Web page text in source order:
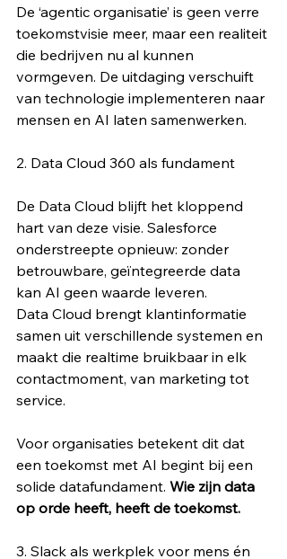
De ‘agentic organisatie’ is geen verre
toekomstvisie meer, maar een realiteit
die bedrijven nu al kunnen
vormgeven. De uitdaging verschuift
van technologie implementeren naar
mensen en AI laten samenwerken.
2. Data Cloud 360 als fundament
De Data Cloud blijft het kloppend
hart van deze visie. Salesforce
onderstreepte opnieuw: zonder
betrouwbare, geïntegreerde data
kan AI geen waarde leveren.
Data Cloud brengt klantinformatie
samen uit verschillende systemen en
maakt die realtime bruikbaar in elk
contactmoment, van marketing tot
service.
Voor organisaties betekent dit dat
een toekomst met AI begint bij een
solide datafundament. Wie zijn data
op orde heeft, heeft de toekomst.
3. Slack als werkplek voor mens én